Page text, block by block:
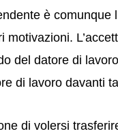
è
motivazioni.
del datore di
di lavoro davanti
di volersi